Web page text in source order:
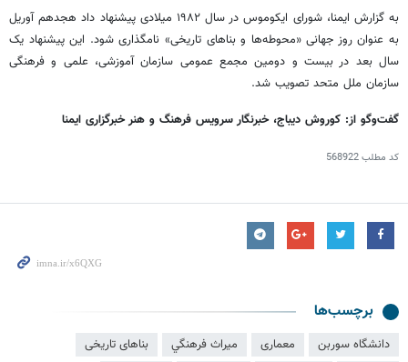
به گزارش ایمنا، شورای ایکوموس در سال ۱۹۸۲ میلادی پیشنهاد داد هجدهم آوریل
به عنوان روز جهانی «محوطه‌ها و بناهای تاریخی» نامگذاری شود. این پیشنهاد یک
سال بعد در بیست و دومین مجمع عمومی سازمان آموزشی، علمی و فرهنگی
سازمان ملل متحد تصویب شد.
گفت‌وگو از: کوروش دیباج، خبرنگار سرویس فرهنگ و هنر خبرگزاری ایمنا
کد مطلب568922
برچسب‌ها
دانشگاه سوربن معماری ميراث فرهنگي
بناهای تاریخی